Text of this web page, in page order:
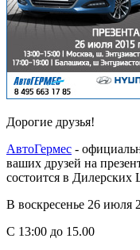
Дорогие друзья!
АвтоГермес -
ваших друзей на
состоится в Дилерских
В воскресенье 26 июля
С 13:00 до 15.00